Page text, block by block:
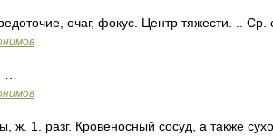
очаг, фокус. Центр тяжести. .. Ср.
ж. 1. разг. Кровеносный сосуд, а также